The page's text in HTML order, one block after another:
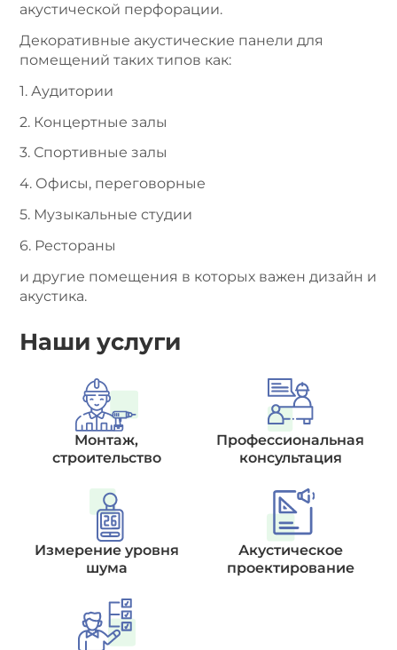
акустической перфорации.
Декоративные акустические панели для
помещений таких типов как:
1. Аудитории
2. Концертные залы
3. Спортивные залы
4. Офисы, переговорные
5. Музыкальные студии
6. Рестораны
и другие помещения в которых важен дизайн и
акустика.
Наши услуги
Монтаж,
строительство
Профессиональная
консультация
Измерение уровня
шума
Акустическое
проектирование